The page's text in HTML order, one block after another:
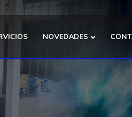
NOVEDADES